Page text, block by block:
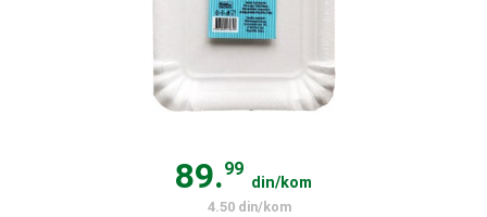
89.99
din/kom
4.50 din/kom